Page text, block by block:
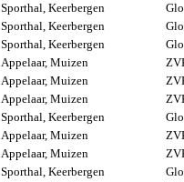
Sporthal, Keerbergen
Sporthal, Keerbergen
Sporthal, Keerbergen
Appelaar, Muizen
Appelaar, Muizen
Appelaar, Muizen
Sporthal, Keerbergen
Appelaar, Muizen
Appelaar, Muizen
Sporthal, Keerbergen